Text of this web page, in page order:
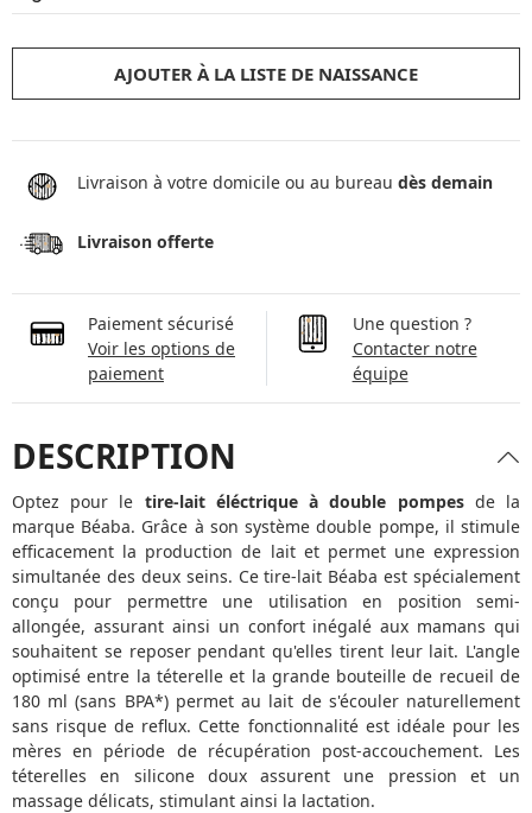
AJOUTER À LA LISTE DE NAISSANCE
Livraison à votre domicile ou au bureau dès demain
Livraison offerte
Paiement sécurisé
Voir les options de
paiement
Une question ?
Contacter notre
équipe
DESCRIPTION
Optez pour le tire-lait éléctrique à double pompes de la
marque Béaba. Grâce à son système double pompe, il stimule
efficacement la production de lait et permet une expression
simultanée des deux seins. Ce tire-lait Béaba est spécialement
conçu pour permettre une utilisation en position semi-
allongée, assurant ainsi un confort inégalé aux mamans qui
souhaitent se reposer pendant qu'elles tirent leur lait. L'angle
optimisé entre la téterelle et la grande bouteille de recueil de
180 ml (sans BPA*) permet au lait de s'écouler naturellement
sans risque de reflux. Cette fonctionnalité est idéale pour les
mères en période de récupération post-accouchement. Les
téterelles en silicone doux assurent une pression et un
massage délicats, stimulant ainsi la lactation.